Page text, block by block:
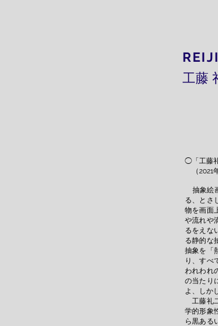
◯「工藤
（2021
抽象絵
る、とさ
物を画面
や流れや
るをえな
る静的な
抽象を「
り、すべ
われわれ
の当たり
よ、しか
工藤礼
学的形象
ら黒ある
工藤